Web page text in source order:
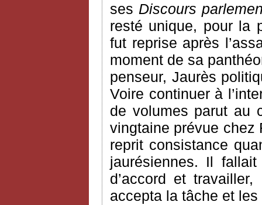
ses Discours
resté unique, pour la
fut reprise après
moment de sa
penseur, Jaurès
Voire continuer à
de volumes parut au
vingtaine prévue chez
reprit consistance
jaurésiennes. Il
d’accord et
accepta la tâche et